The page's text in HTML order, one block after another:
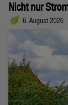
Nicht nur
6. August 2026